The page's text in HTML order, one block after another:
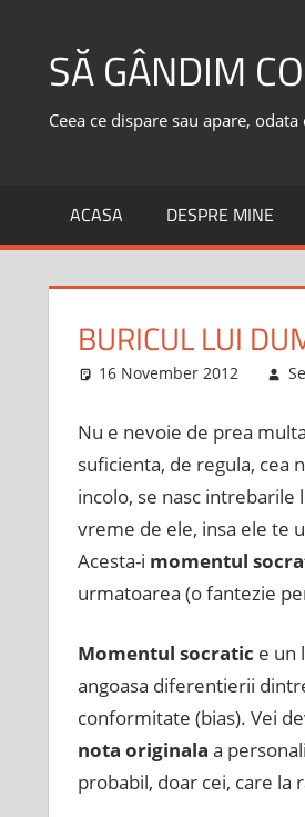
contentSĂ GÂNDIM
Ceea ce dispare sau apare,
ACASA DESPRE MINE
BURICUL LUI
16 November 2012
Nu e nevoie de prea
suficienta, de regula, cea
incolo, se nasc
vreme de ele, insa ele te
Acesta-i momentul
urmatoarea (o fantezie
Momentul socratic e un
angoasa diferentierii
conformitate (bias). Vei
nota originala a
probabil, doar cei, care